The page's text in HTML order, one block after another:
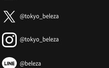
@tokyo_beleza
@tokyo_beleza
@beleza